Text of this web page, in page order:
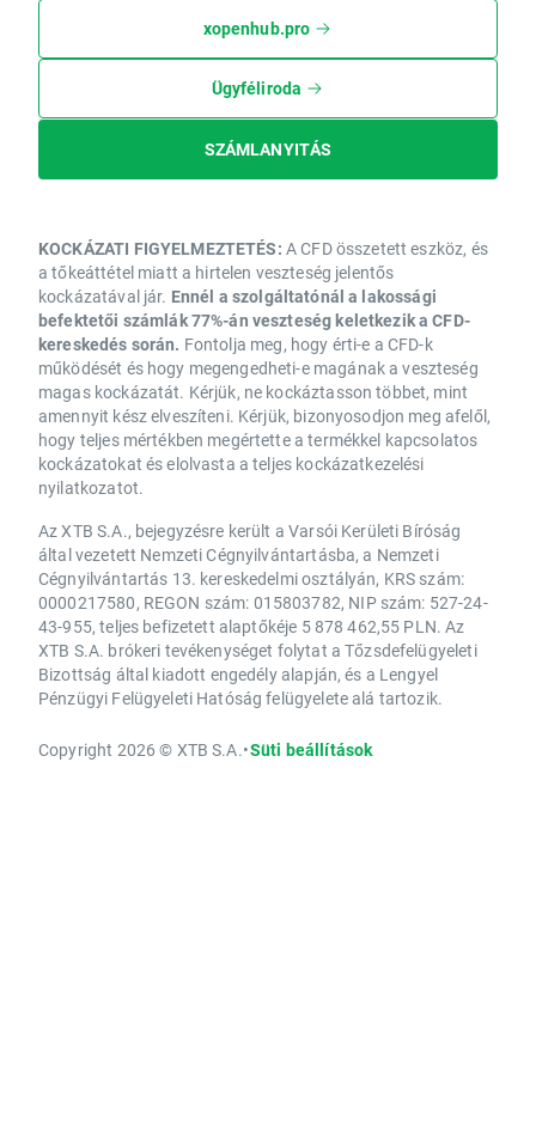
xopenhub.pro
Ügyféliroda
SZÁMLANYITÁS
KOCKÁZATI FIGYELMEZTETÉS: A CFD összetett eszköz, és
a tőkeáttétel miatt a hirtelen veszteség jelentős
kockázatával jár. Ennél a szolgáltatónál a lakossági
befektetői számlák 77%-án veszteség keletkezik a CFD-
kereskedés során. Fontolja meg, hogy érti-e a CFD-k
működését és hogy megengedheti-e magának a veszteség
magas kockázatát. Kérjük, ne kockáztasson többet, mint
amennyit kész elveszíteni. Kérjük, bizonyosodjon meg afelől,
hogy teljes mértékben megértette a termékkel kapcsolatos
kockázatokat és elolvasta a teljes kockázatkezelési
nyilatkozatot.
Az XTB S.A., bejegyzésre került a Varsói Kerületi Bíróság
által vezetett Nemzeti Cégnyilvántartásba, a Nemzeti
Cégnyilvántartás 13. kereskedelmi osztályán, KRS szám:
0000217580, REGON szám: 015803782, NIP szám: 527-24-
43-955, teljes befizetett alaptőkéje 5 878 462,55 PLN. Az
XTB S.A. brókeri tevékenységet folytat a Tőzsdefelügyeleti
Bizottság által kiadott engedély alapján, és a Lengyel
Pénzügyi Felügyeleti Hatóság felügyelete alá tartozik.
Copyright 2026 © XTB S.A.•Süti beállítások